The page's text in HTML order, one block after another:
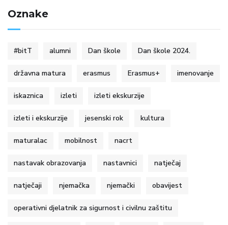
Oznake
#bitT alumni Dan škole Dan škole 2024.
državna matura erasmus Erasmus+ imenovanje
iskaznica izleti izleti ekskurzije
izleti i ekskurzije jesenski rok kultura
maturalac mobilnost nacrt
nastavak obrazovanja nastavnici natječaj
natječaji njemačka njemački obavijest
operativni djelatnik za sigurnost i civilnu zaštitu